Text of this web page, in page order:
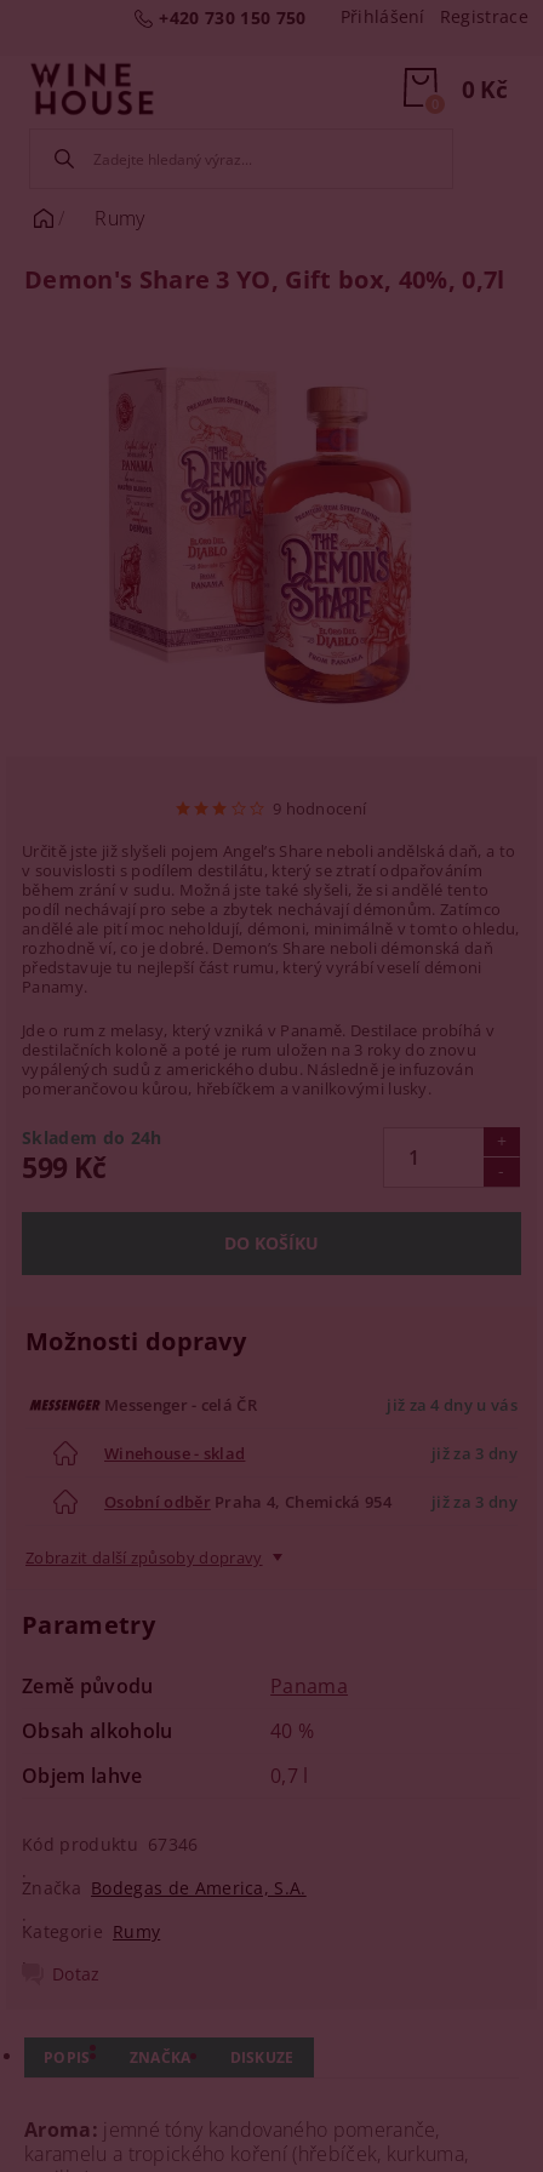
+420 730 150 750 Přihlášení Registrace
0 Kč
0
Rumy
Demon's Share 3 YO, Gift box, 40%, 0,7l
9 hodnocení
Určitě jste již slyšeli pojem Angel’s Share neboli andělská daň, a to
v souvislosti s podílem destilátu, který se ztratí odpařováním
během zrání v sudu. Možná jste také slyšeli, že si andělé tento
podíl nechávají pro sebe a zbytek nechávají démonům. Zatímco
andělé ale pití moc neholdují, démoni, minimálně v tomto ohledu,
rozhodně ví, co je dobré. Demon’s Share neboli démonská daň
představuje tu nejlepší část rumu, který vyrábí veselí démoni
Panamy.
Jde o rum z melasy, který vzniká v Panamě. Destilace probíhá v
destilačních koloně a poté je rum uložen na 3 roky do znovu
vypálených sudů z amerického dubu. Následně je infuzován
pomerančovou kůrou, hřebíčkem a vanilkovými lusky.
Skladem do 24h
599 Kč
Možnosti dopravy
Messenger - celá ČR již za 4 dny u vás
Winehouse - sklad již za 3 dny
Osobní odběr Praha 4, Chemická 954 již za 3 dny
Zobrazit další způsoby dopravy
Parametry
Země původu
Panama
Obsah alkoholu
40 %
Objem lahve
0,7 l
Kód produktu 67346
Značka Bodegas de America, S.A.
Kategorie Rumy
Dotaz
POPIS ZNAČKA DISKUZE
Aroma: jemné tóny kandovaného pomeranče,
karamelu a tropického koření (hřebíček, kurkuma,